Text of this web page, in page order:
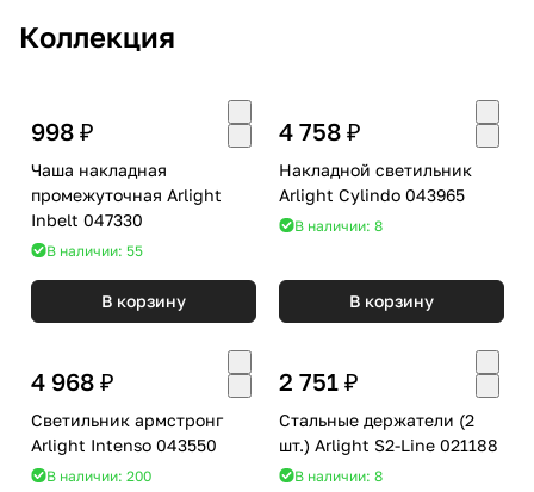
Коллекция
998 ₽
Чаша накладная
промежуточная Arlight
Inbelt 047330
В наличии: 55
В корзину
4 758 ₽
Накладной светильник
Arlight Cylindo 043965
В наличии: 8
В корзину
4 968 ₽
Светильник армстронг
Arlight Intenso 043550
В наличии: 200
2 751 ₽
Стальные держатели (2
шт.) Arlight S2-Line 021188
В наличии: 8